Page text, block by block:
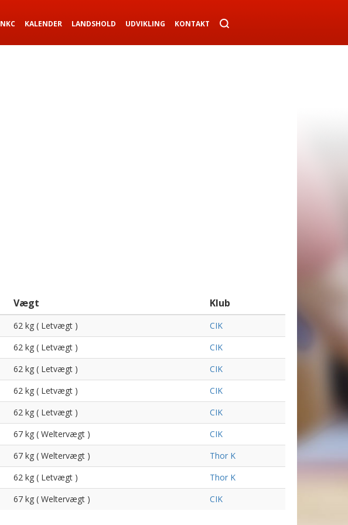
NKC KALENDER LANDSHOLD UDVIKLING KONTAKT
Vægt Klub
62 kg ( Letvægt )
CIK
62 kg ( Letvægt )
CIK
62 kg ( Letvægt )
CIK
62 kg ( Letvægt )
CIK
62 kg ( Letvægt )
CIK
67 kg ( Weltervægt )
CIK
67 kg ( Weltervægt )
Thor K
62 kg ( Letvægt )
Thor K
67 kg ( Weltervægt ) CIK